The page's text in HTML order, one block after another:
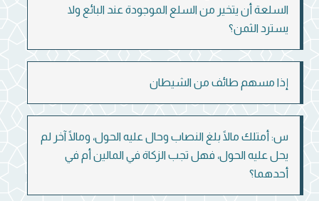
السلعة أن يتخير من السلع الموجودة عند البائع ولا
يسترد الثمن؟
إذا مسهم طائف من الشيطان
س: أمتلك مالًا بلغ النصاب وحال عليه الحول، ومالًا آخر لم
يحل عليه الحول، فهل تجب الزكاة في المالين أم في
أحدهما؟